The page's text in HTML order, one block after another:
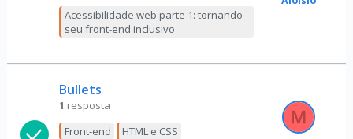
Acessibilidade web parte 1: tornando
seu front-end inclusivo
Bullets
1 resposta
Front-end
HTML e CSS